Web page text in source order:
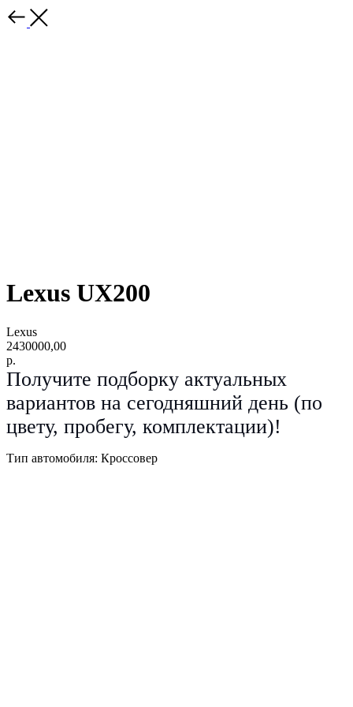
Lexus UX200
Lexus
2430000,00
р.
Получите подборку актуальных
вариантов на сегодняшний день (по
цвету, пробегу, комплектации)!
Тип автомобиля: Кроссовер